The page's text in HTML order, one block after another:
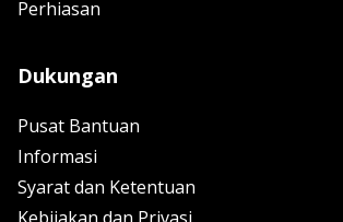
Perhiasan
Dukungan
Pusat Bantuan
Informasi
Syarat dan Ketentuan